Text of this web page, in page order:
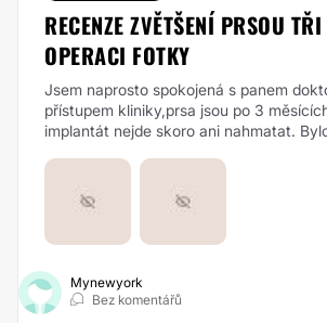
RECENZE ZVĚTŠENÍ PRSOU
OPERACI FOTKY
Jsem naprosto spokojená s panem
přístupem kliniky,prsa jsou po 3
implantát nejde skoro ani nahmatat.
Mynewyork
Bez komentářů